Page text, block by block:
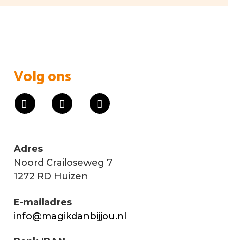
Volg ons
Adres
Noord Crailoseweg 7
1272 RD Huizen
E-mailadres
info@magikdanbijjou.nl